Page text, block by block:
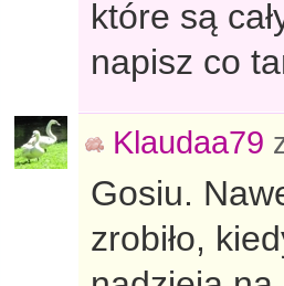
które są
napisz co
Klaudaa79
Gosiu.
zrobiło,